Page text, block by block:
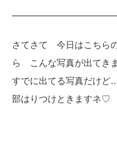
さてさて 今日はこちら
ら こんな写真が出てき
すでに出てる写真だけ
部はりつけときますネ♡